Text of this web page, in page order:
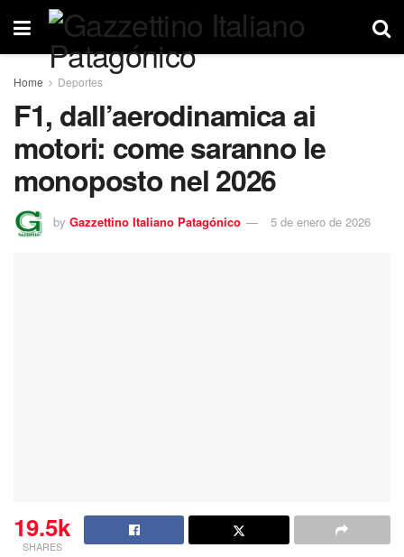
Home Deportes
F1, dall’aerodinamica ai
motori: come saranno le
monoposto nel 2026
by Gazzettino Italiano Patagónico 5 de enero de 2026
19.5k
SHARES